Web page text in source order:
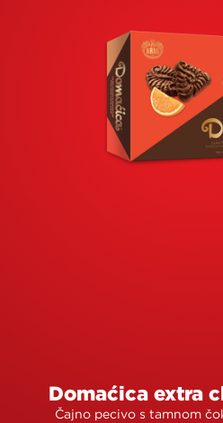
Domaćica extra
Čajno pecivo s tamnom